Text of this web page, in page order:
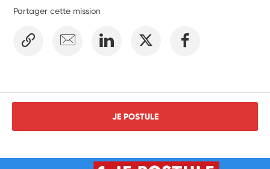
Partager cette mission
JE POSTULE